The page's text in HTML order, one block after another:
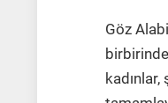
Göz